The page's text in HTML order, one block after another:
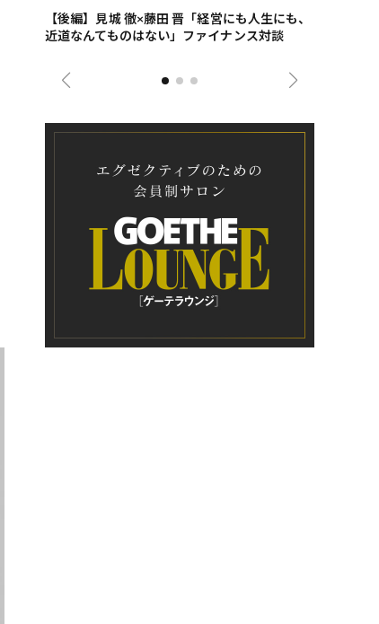
【後編】見城 徹×藤田 晋「経営にも人生にも、
近道なんてものはない」ファイナンス対談